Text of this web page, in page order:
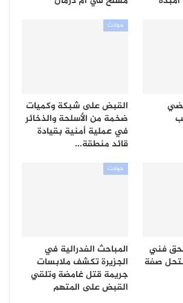
حوادث
القبض على شبكة وكميات
ضخمة من الأسلحة والذخائر
في عملية أمنية بقيادة
قائد منطقة…
فني
صفة
حوادث
المباحث الفدرالية في
الجزيرة تكشف ملابسات
جريمة قتل غامضة وتلقي
القبض على المتهم